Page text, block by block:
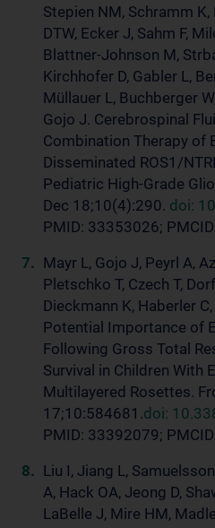
Stepien NM, Schramm
DTW, Ecker J, Sahm F,
Blattner-Johnson M,
Kirchhofer D, Gabler L,
Müllauer L, Buchberger
Gojo J. Cerebrospinal
Combination Therapy of
Disseminated ROS1/
Pediatric High-Grade
Dec 18;10(4):290. doi:
PMID: 33353026;
Mayr L, Gojo J, Peyrl A,
Pletschko T, Czech T,
Dieckmann K, Haberler
Potential Importance of
Following Gross Total
Survival in Children With
Multilayered Rosettes.
17;10:584681.doi:
PMID: 33392079;
Liu I, Jiang L,
A, Hack OA, Jeong D,
LaBelle J, Mire HM,